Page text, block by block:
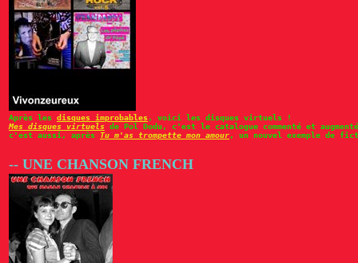
Après les disques improbables, voici les disques virtuels !
Mes disques virtuels de Pol Dodu, c'est le catalogue commenté et
c'est aussi, après Tu m'as trompette mon amour, un nouvel exemple de
-- UNE CHANSON FRENCH